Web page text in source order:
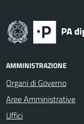
AMMINISTRAZIONE
Organi di Governo
Aree Amministrative
Uffici